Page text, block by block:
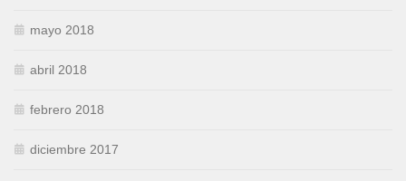
mayo 2018
abril 2018
febrero 2018
diciembre 2017